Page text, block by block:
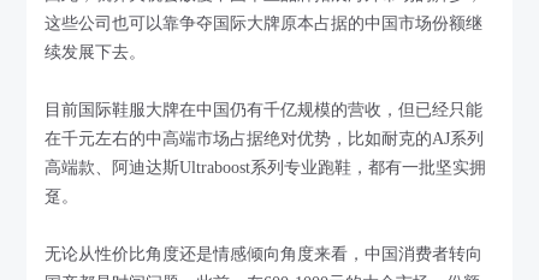
这些公司也可以靠争夺国际大牌原本占据的中国市场份额继
续发展下去。
目前国际鞋服大牌在中国仍有千亿规模的营收，但已经只能
在千元左右的中高端市场占据绝对优势，比如耐克的AJ系列
高端款、阿迪达斯Ultraboost系列专业跑鞋，都有一批坚实拥
趸。
无论从性价比角度还是情感倾向角度来看，中国消费者转向